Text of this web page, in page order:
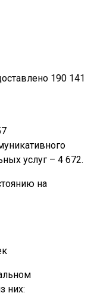
190 141
услуг – 4 672.
на
них: